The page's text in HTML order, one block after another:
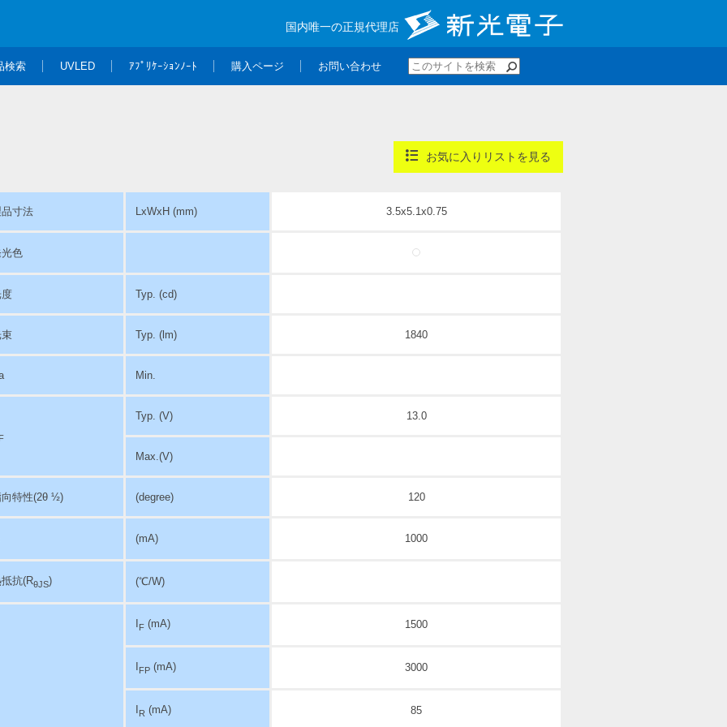
国内唯一の正規代理店
検索 UVLED ｱﾌﾟﾘｹｰｼｮﾝﾉｰﾄ 購入ページ お問い合わせ
お気に入りリストを見る
寸法 LxWxH (mm) 3.5x5.1x0.75
色
Typ. (cd)
Typ. (lm) 1840
Min.
F
Typ. (V) 13.0
Max.(V)
特性(2θ ½) (degree) 120
(mA) 1000
抗(RθJS) (℃/W)
F (mA) 1500
FP (mA) 3000
R (mA) 85